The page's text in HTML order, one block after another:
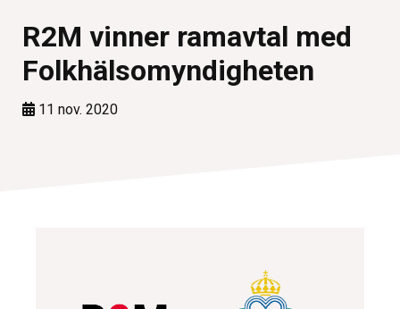
R2M vinner ramavtal med
Folkhälsomyndigheten
11 nov. 2020